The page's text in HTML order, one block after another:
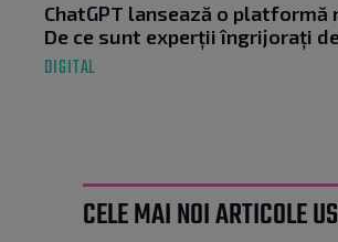
ChatGPT lansează o platformă
De ce sunt experții îngrijorați
DIGITAL
CELE MAI NOI ARTICOLE